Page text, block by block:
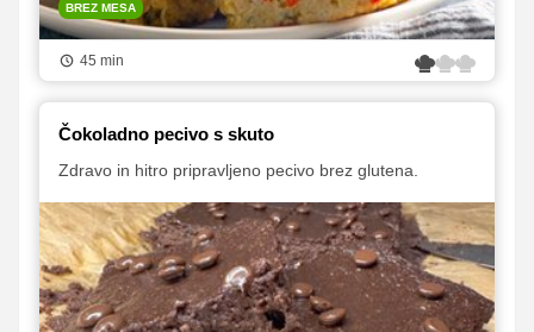
BREZ MESA
45 min
Čokoladno pecivo s skuto
Zdravo in hitro pripravljeno pecivo brez glutena.